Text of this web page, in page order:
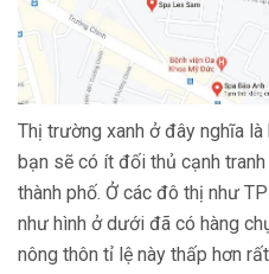
Thị trường xanh ở đây nghĩa
bạn sẽ có ít đối thủ cạnh
thành phố. Ở các đô thị như
như hình ở dưới đã có hàng
nông thôn tỉ lệ này thấp hơn